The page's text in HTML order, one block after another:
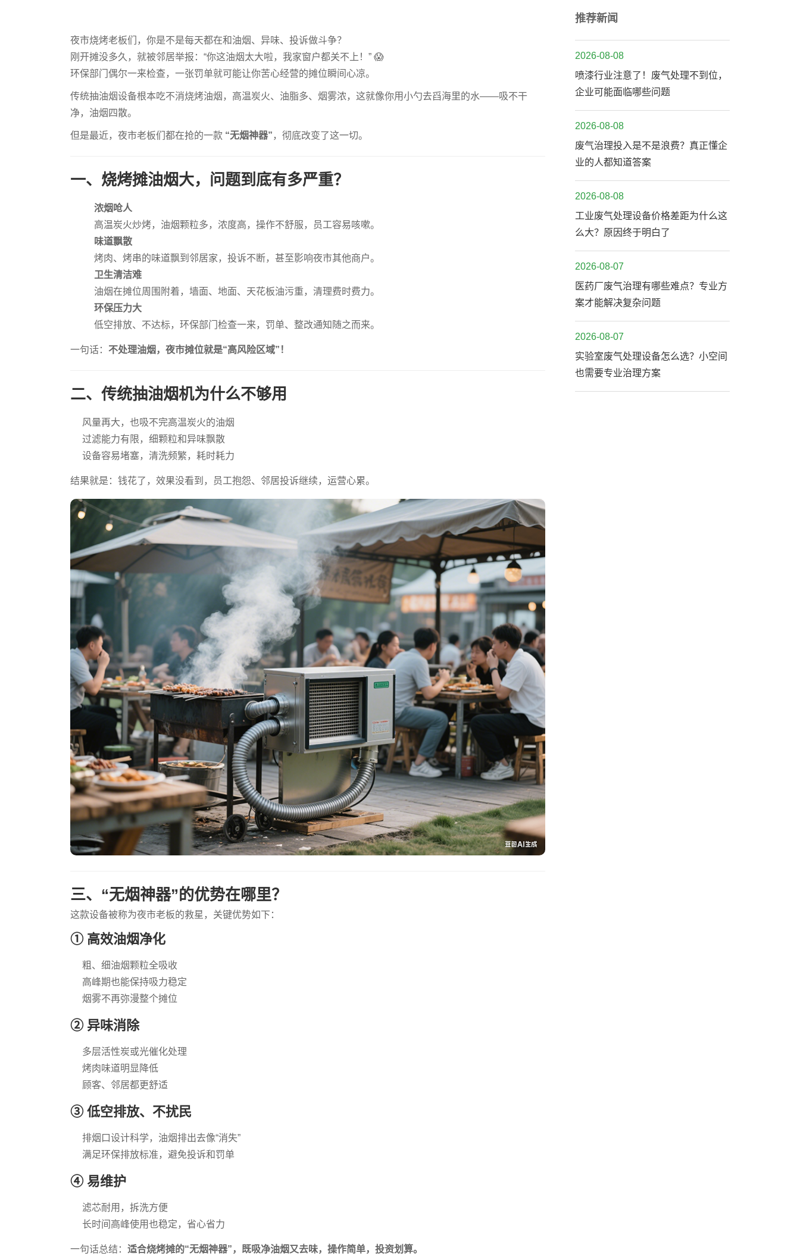
夜市烧烤老板们，你是不是每天都在和油烟、异味、投诉做斗争？
刚开摊没多久，就被邻居举报：“你这油烟太大啦，我家窗户都关不上！” 😱
环保部门偶尔一来检查，一张罚单就可能让你苦心经营的摊位瞬间心凉。
传统抽油烟设备根本吃不消烧烤油烟，高温炭火、油脂多、烟雾浓，这就像你用小勺去舀海里的水——吸不干
净，油烟四散。
但是最近，夜市老板们都在抢的一款 “无烟神器” ，彻底改变了这一切。
一、烧烤摊油烟大，问题到底有多严重？
浓烟呛人
高温炭火炒烤，油烟颗粒多，浓度高，操作不舒服，员工容易咳嗽。
味道飘散
烤肉、烤串的味道飘到邻居家，投诉不断，甚至影响夜市其他商户。
卫生清洁难
油烟在摊位周围附着，墙面、地面、天花板油污重，清理费时费力。
环保压力大
低空排放、不达标，环保部门检查一来，罚单、整改通知随之而来。
一句话： 不处理油烟，夜市摊位就是“高风险区域”！
二、传统抽油烟机为什么不够用
风量再大，也吸不完高温炭火的油烟
过滤能力有限，细颗粒和异味飘散
设备容易堵塞，清洗频繁，耗时耗力
结果就是：钱花了，效果没看到，员工抱怨、邻居投诉继续，运营心累。
三、“无烟神器”的优势在哪里？
这款设备被称为夜市老板的救星，关键优势如下：
① 高效油烟净化
粗、细油烟颗粒全吸收
高峰期也能保持吸力稳定
烟雾不再弥漫整个摊位
② 异味消除
多层活性炭或光催化处理
烤肉味道明显降低
顾客、邻居都更舒适
③ 低空排放、不扰民
排烟口设计科学，油烟排出去像“消失”
满足环保排放标准，避免投诉和罚单
④ 易维护
滤芯耐用，拆洗方便
长时间高峰使用也稳定，省心省力
一句话总结： 适合烧烤摊的“无烟神器”，既吸净油烟又去味，操作简单，投资划算。
推荐新闻
2026-08-08
喷漆行业注意了！废气处理不到位，
企业可能面临哪些问题
2026-08-08
废气治理投入是不是浪费？真正懂企
业的人都知道答案
2026-08-08
工业废气处理设备价格差距为什么这
么大？原因终于明白了
2026-08-07
医药厂废气治理有哪些难点？专业方
案才能解决复杂问题
2026-08-07
实验室废气处理设备怎么选？小空间
也需要专业治理方案